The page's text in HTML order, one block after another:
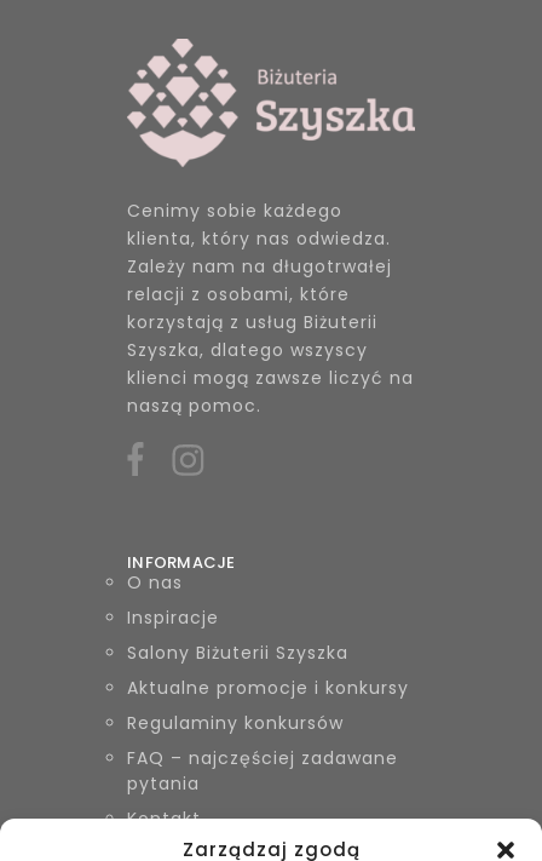
Zarządzaj zgodą
Cenimy sobie każdego
klienta, który nas odwiedza.
Zależy nam na długotrwałej
relacji z osobami, które
korzystają z usług Biżuterii
Szyszka, dlatego wszyscy
klienci mogą zawsze liczyć na
naszą pomoc.
INFORMACJE
O nas
Inspiracje
Salony Biżuterii Szyszka
Aktualne promocje i konkursy
Regulaminy konkursów
FAQ – najczęściej zadawane
pytania
Kontakt